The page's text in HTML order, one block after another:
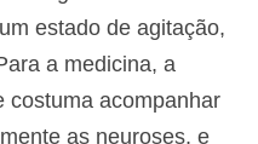
estado de agitação,
a medicina, a
costuma acompanhar
as neuroses, e